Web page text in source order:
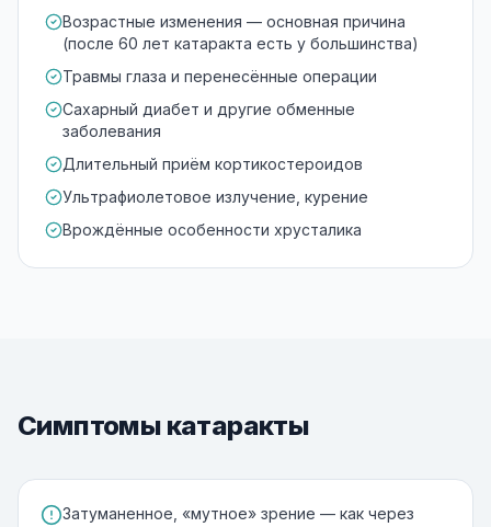
Возрастные изменения — основная причина
(после 60 лет катаракта есть у большинства)
Травмы глаза и перенесённые операции
Сахарный диабет и другие обменные
заболевания
Длительный приём кортикостероидов
Ультрафиолетовое излучение, курение
Врождённые особенности хрусталика
Симптомы катаракты
Затуманенное, «мутное» зрение — как через